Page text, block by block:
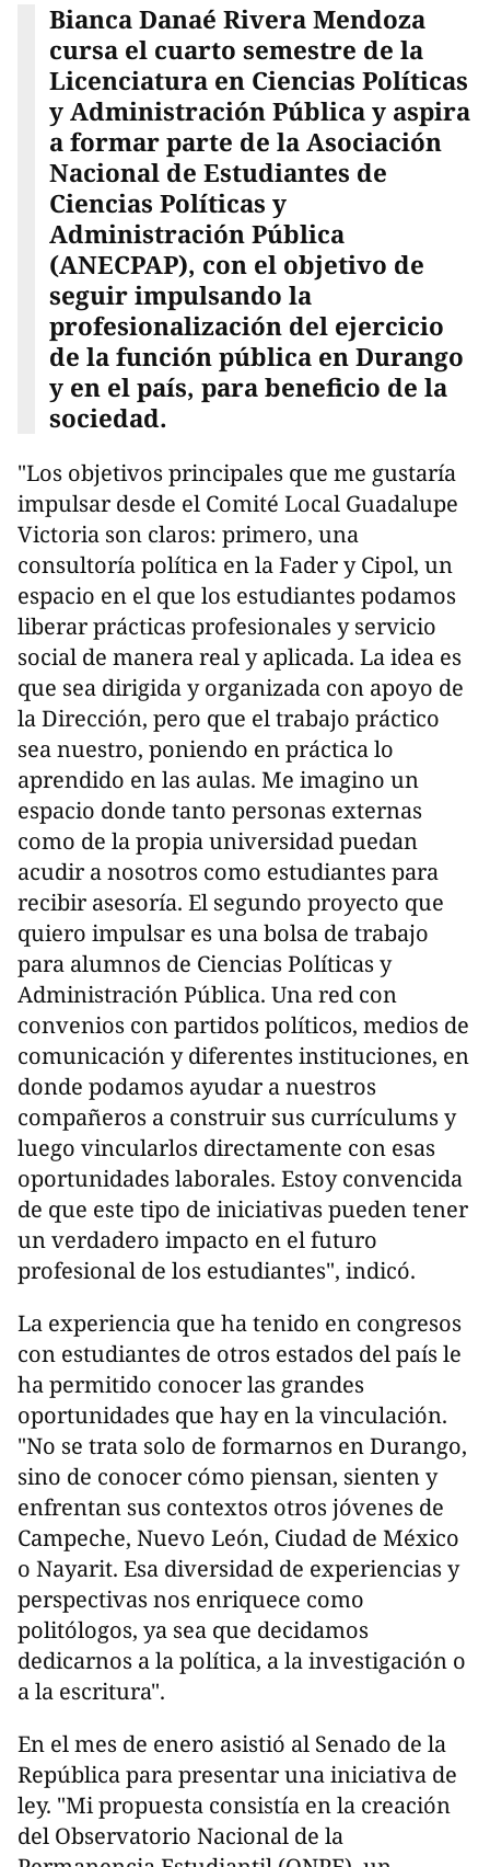
Bianca Danaé Rivera Mendoza
cursa el cuarto semestre de la
Licenciatura en Ciencias Políticas
y Administración Pública y aspira
a formar parte de la Asociación
Nacional de Estudiantes de
Ciencias Políticas y
Administración Pública
(ANECPAP), con el objetivo de
seguir impulsando la
profesionalización del ejercicio
de la función pública en Durango
y en el país, para beneficio de la
sociedad.
"Los objetivos principales que me gustaría
impulsar desde el Comité Local Guadalupe
Victoria son claros: primero, una
consultoría política en la Fader y Cipol, un
espacio en el que los estudiantes podamos
liberar prácticas profesionales y servicio
social de manera real y aplicada. La idea es
que sea dirigida y organizada con apoyo de
la Dirección, pero que el trabajo práctico
sea nuestro, poniendo en práctica lo
aprendido en las aulas. Me imagino un
espacio donde tanto personas externas
como de la propia universidad puedan
acudir a nosotros como estudiantes para
recibir asesoría. El segundo proyecto que
quiero impulsar es una bolsa de trabajo
para alumnos de Ciencias Políticas y
Administración Pública. Una red con
convenios con partidos políticos, medios de
comunicación y diferentes instituciones, en
donde podamos ayudar a nuestros
compañeros a construir sus currículums y
luego vincularlos directamente con esas
oportunidades laborales. Estoy convencida
de que este tipo de iniciativas pueden tener
un verdadero impacto en el futuro
profesional de los estudiantes", indicó.
La experiencia que ha tenido en congresos
con estudiantes de otros estados del país le
ha permitido conocer las grandes
oportunidades que hay en la vinculación.
"No se trata solo de formarnos en Durango,
sino de conocer cómo piensan, sienten y
enfrentan sus contextos otros jóvenes de
Campeche, Nuevo León, Ciudad de México
o Nayarit. Esa diversidad de experiencias y
perspectivas nos enriquece como
politólogos, ya sea que decidamos
dedicarnos a la política, a la investigación o
a la escritura".
En el mes de enero asistió al Senado de la
República para presentar una iniciativa de
ley. "Mi propuesta consistía en la creación
del Observatorio Nacional de la